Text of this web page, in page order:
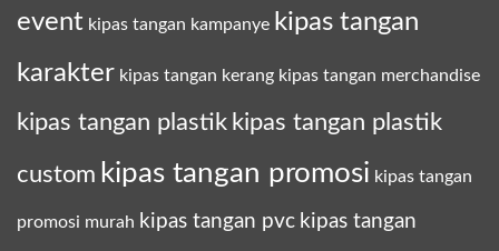
event kipas tangan kampanye kipas tangan
karakter kipas tangan kerang kipas tangan merchandise
kipas tangan plastik kipas tangan plastik
custom kipas tangan promosi kipas tangan
promosi murah kipas tangan pvc kipas tangan